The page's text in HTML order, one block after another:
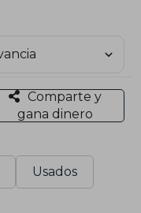
Comparte y
gana dinero
Usados